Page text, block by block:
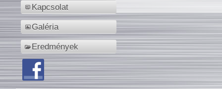
Kapcsolat
Galéria
Eredmények